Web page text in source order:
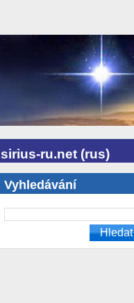
sirius-ru.net (rus)
Vyhledávání